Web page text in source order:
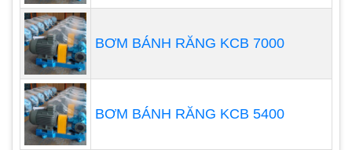
BƠM BÁNH RĂNG KCB 7000
BƠM BÁNH RĂNG KCB 5400